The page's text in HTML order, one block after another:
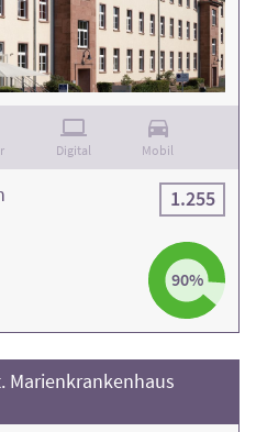
Digital Mobil
90%
1.255
Marienkrankenhaus